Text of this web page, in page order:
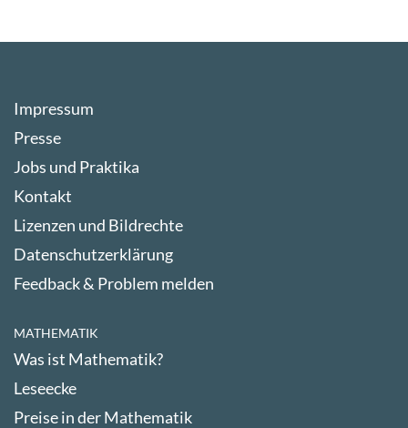
Impressum
Presse
Jobs und Praktika
Kontakt
Lizenzen und Bildrechte
Datenschutzerklärung
Feedback & Problem melden
MATHEMATIK
Was ist Mathematik?
Leseecke
Preise in der Mathematik